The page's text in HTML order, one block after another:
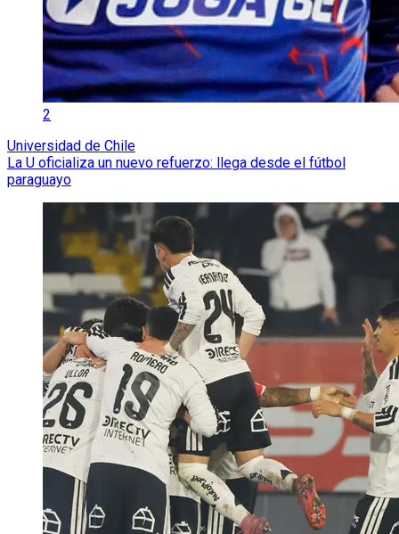
2
Universidad de Chile
La U oficializa un nuevo refuerzo: llega desde el fútbol
paraguayo